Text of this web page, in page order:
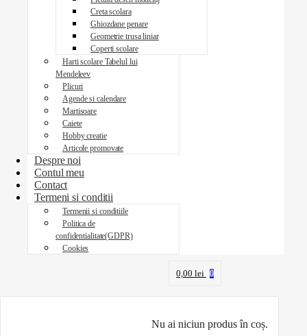
Creta scolara
Ghiozdane penare
Geometrie trusa liniar
Coperti scolare
Harti scolare Tabelul lui
Mendeleev
Plicuri
Agende si calendare
Martisoare
Caiete
Hobby creatie
Articole promovate
Despre noi
Contul meu
Contact
Termeni si conditii
Termenii si conditiile
Politica de
confidentialitate(GDPR)
Cookies
0,00 lei 0
Nu ai niciun produs în coș.